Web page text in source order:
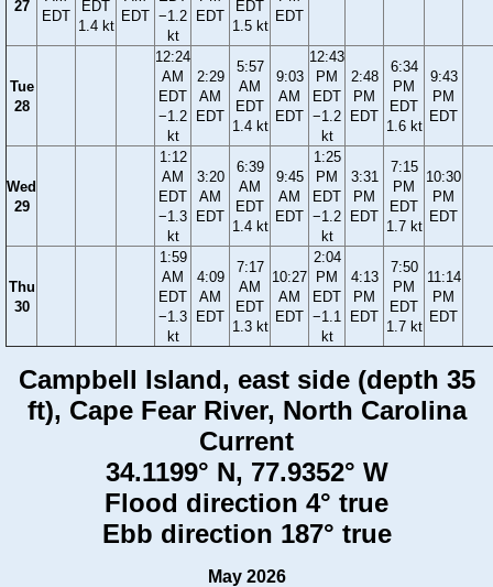
27
EDT
EDT
1.4 kt
EDT −1.2
kt
EDT
EDT
1.5 kt
EDT
Tue
28
12:24
AM
EDT
−1.2
kt
2:29
AM
EDT
5:57
AM
EDT
1.4 kt
9:03
AM
EDT
12:43
PM
EDT
−1.2
kt
2:48
PM
EDT
6:34
PM
EDT
1.6 kt
9:43
PM
EDT
Wed
29
1:12
AM
EDT
−1.3
kt
3:20
AM
EDT
6:39
AM
EDT
1.4 kt
9:45
AM
EDT
1:25
PM
EDT
−1.2
kt
3:31
PM
EDT
7:15
PM
EDT
1.7 kt
10:30
PM
EDT
Thu
30
1:59
AM
EDT
−1.3
kt
4:09
AM
EDT
7:17
AM
EDT
1.3 kt
10:27
AM
EDT
2:04
PM
EDT
−1.1
kt
4:13
PM
EDT
7:50
PM
EDT
1.7 kt
11:14
PM
EDT
Campbell Island, east side (depth 35
ft), Cape Fear River, North Carolina
Current
34.1199° N, 77.9352° W
Flood direction 4° true
Ebb direction 187° true
May 2026